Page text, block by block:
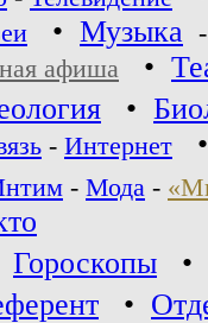
• Музыка
афиша •
•
- Интернет
- Мода -
Гороскопы •
•